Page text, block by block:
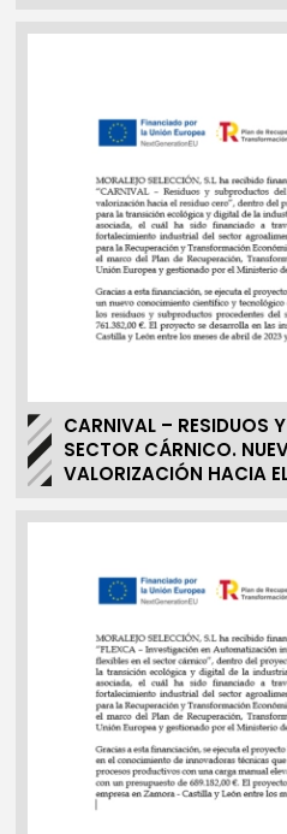
CARNIVAL – RESIDUOS
SECTOR CÁRNICO.
VALORIZACIÓN HACIA